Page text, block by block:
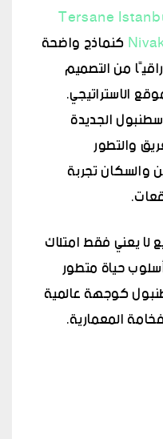
Tersane
كنماذج واضحة
من التصميم
الاستراتيجي.
الجديدة
والتطور
والسكان تجربة
لا يعني فقط امتلاك
حياة متطور
كوجهة عالمية
المعمارية.